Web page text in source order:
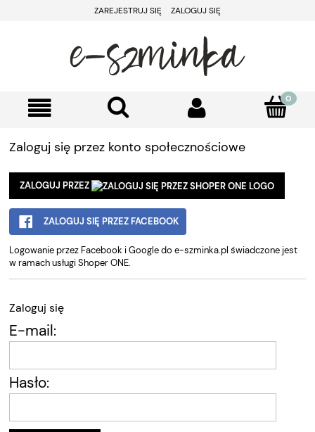
ZAREJESTRUJ SIĘ ZALOGUJ SIĘ
Zaloguj się przez konto społecznościowe
ZALOGUJ PRZEZ
ZALOGUJ SIĘ PRZEZ FACEBOOK
Logowanie przez Facebook i Google do e-szminka.pl świadczone jest
w ramach usługi Shoper ONE.
Zaloguj się
E-mail:
Hasło: